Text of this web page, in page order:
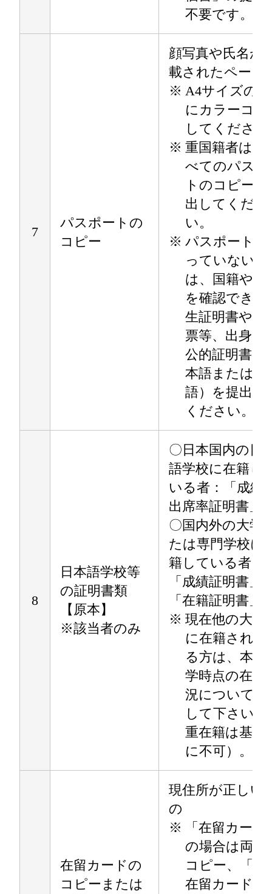
不要です。
7
パスポートの
コピー
顔写真や氏名が
載されたページ
※ A4サイズの
にカラーコピ
してください
※ 重国籍者は、
べてのパスポ
トのコピーを
出してくださ
い。
※ パスポートを
っていない場
は、国籍や氏
を確認できる
生証明書や住
票等、出身国
公的証明書（
本語または英
語）を提出し
ください。
8
日本語学校等
の証明書類
【原本】
※該当者のみ
〇日本国内の日
語学校に在籍し
いる者：「成績
出席率証明書」
〇国内外の大学
たは専門学校に
籍している者：
「成績証明書」
「在籍証明書」
※ 現在他の大学
に在籍されて
る方は、本学
学時点の在籍
況について報
して下さい（
重在籍は基本
に不可）。
在留カードの
コピーまたは
現住所が正しい
の
※
「在留カード
の場合は両面
コピー、「特
在留カード」